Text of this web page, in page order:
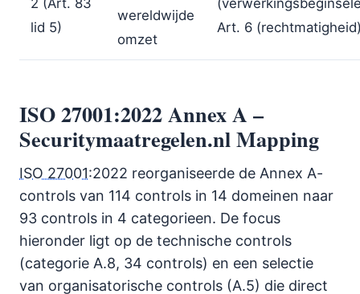
lid 5)
wereldwijde
omzet
Art. 6
ISO 27001:2022 Annex A –
Securitymaatregelen.nl Mapping
ISO 27001:2022 reorganiseerde de Annex A-
controls van 114 controls in 14 domeinen naar
93 controls in 4 categorieen. De focus
hieronder ligt op de technische controls
(categorie A.8, 34 controls) en een selectie
van organisatorische controls (A.5) die direct